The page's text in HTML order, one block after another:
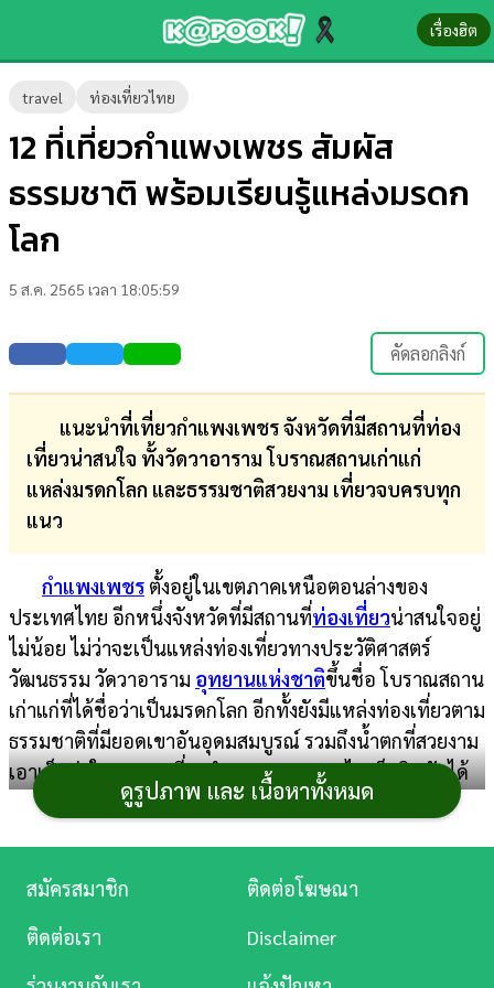
เรื่องฮิต
travel ท่องเที่ยวไทย
12 ที่เที่ยวกำแพงเพชร สัมผัส
ธรรมชาติ พร้อมเรียนรู้แหล่งมรดก
โลก
5 ส.ค. 2565 เวลา 18:05:59
คัดลอกลิงก์
แนะนำที่เที่ยวกำแพงเพชร จังหวัดที่มีสถานที่ท่อง
เที่ยวน่าสนใจ ทั้งวัดวาอาราม โบราณสถานเก่าแก่
แหล่งมรดกโลก และธรรมชาติสวยงาม เที่ยวจบครบทุก
แนว
กำแพงเพชร ตั้งอยู่ในเขตภาคเหนือตอนล่างของ
ประเทศไทย อีกหนึ่งจังหวัดที่มีสถานที่ท่องเที่ยวน่าสนใจอยู่
ไม่น้อย ไม่ว่าจะเป็นแหล่งท่องเที่ยวทางประวัติศาสตร์
วัฒนธรรม วัดวาอาราม อุทยานแห่งชาติขึ้นชื่อ โบราณสถาน
เก่าแก่ที่ได้ชื่อว่าเป็นมรดกโลก อีกทั้งยังมีแหล่งท่องเที่ยวตาม
ธรรมชาติที่มียอดเขาอันอุดมสมบูรณ์ รวมถึงน้ำตกที่สวยงาม
เอาเป็นว่าใครอยากเที่ยวกำแพงเพชร ตามไปเช็กอินกันได้
เลย
1. อุทยานประวัติศาสตร์กำแพงเพชร
เมืองเก่าแก่ขนาดใหญ่ที่มีอายุไม่น้อยกว่า 700 ปี มีความ
สำคัญทางประวัติศาสตร์ เนื่องจากเป็นที่ตั้งของเมืองโบราณ
ดูรูปภาพ และ เนื้อหาทั้งหมด
ข่าว-
ความ
รู้
บันเทิง
ตรวจ
หวย
บอล
สด
การ
การ
ศึกษา
บันเทิง
ดู
หนัง
สมัครสมาชิก
ติดต่อโฆษณา
ติดต่อเรา
Disclaimer